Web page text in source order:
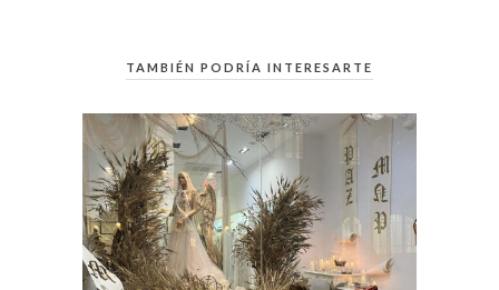
TAMBIÉN PODRÍA INTERESARTE